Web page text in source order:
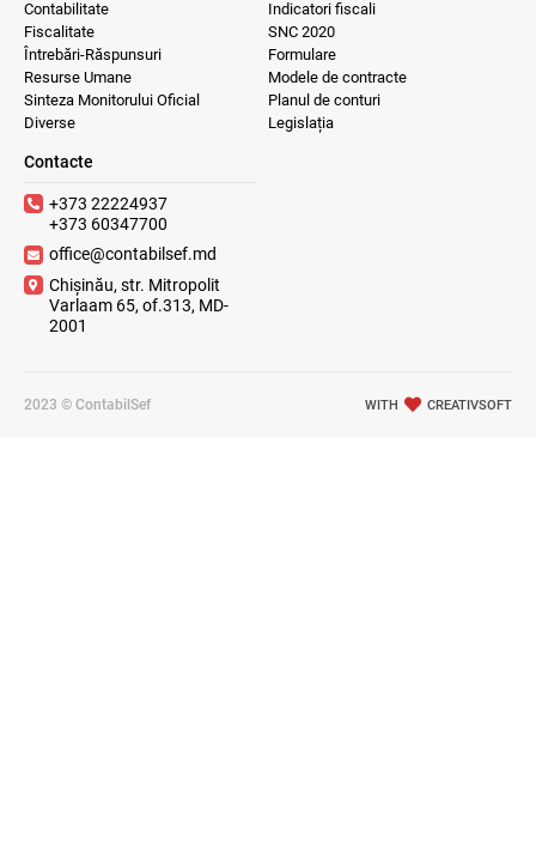
Contabilitate
Fiscalitate
Întrebări-Răspunsuri
Resurse Umane
Sinteza Monitorului Oficial
Diverse
Indicatori fiscali
SNC 2020
Formulare
Modele de contracte
Planul de conturi
Legislația
Contacte
+373 22224937
+373 60347700
office@contabilsef.md
Chișinău, str. Mitropolit
Varlaam 65, of.313, MD-
2001
2023 © ContabilSef WITH CREATIVSOFT